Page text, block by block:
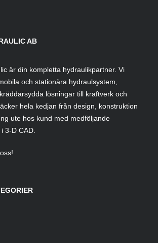
AB
är din kompletta hydraulikpartner. Vi
och stationära hydraulsystem,
lösningar till kraftverk och
hela kedjan från design, konstruktion
ute hos kund med medföljande
3-D CAD.